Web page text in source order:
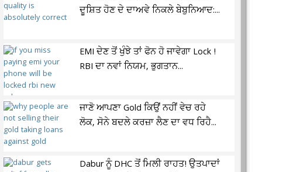
ਦੂਸ਼ਿਤ ਹੋਣ ਦੇ ਦਾਅਵੇ ਨਿਕਲੇ ਬੇਬੁਨਿਆਦ:...
EMI ਦੇਣ ਤੋਂ ਖੁੰਝੇ ਤਾਂ ਫੋਨ ਹੋ ਜਾਵੇਗਾ Lock !
RBI ਦਾ ਨਵਾਂ ਨਿਯਮ, ਭੁਗਤਾਨ...
ਜਾਣੋ ਆਪਣਾ Gold ਕਿਉਂ ਨਹੀਂ ਵੇਚ ਰਹੇ
ਲੋਕ, ਸੋਨੇ ਬਦਲੇ ਕਰਜ਼ਾ ਲੈਣ ਦਾ ਵਧ ਰਿਹੈ...
Dabur ਨੂੰ DHC ਤੋਂ ਮਿਲੀ ਰਾਹਤ! ਉਤਪਾਦਾਂ